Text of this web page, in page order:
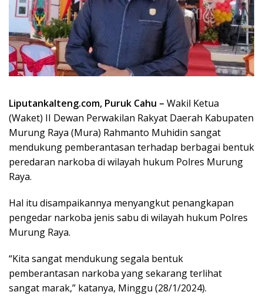
Liputankalteng.com, Puruk Cahu – Wakil Ketua
(Waket) II Dewan Perwakilan Rakyat Daerah Kabupaten
Murung Raya (Mura) Rahmanto Muhidin sangat
mendukung pemberantasan terhadap berbagai bentuk
peredaran narkoba di wilayah hukum Polres Murung
Raya.
Hal itu disampaikannya menyangkut penangkapan
pengedar narkoba jenis sabu di wilayah hukum Polres
Murung Raya.
“Kita sangat mendukung segala bentuk
pemberantasan narkoba yang sekarang terlihat
sangat marak,” katanya, Minggu (28/1/2024).